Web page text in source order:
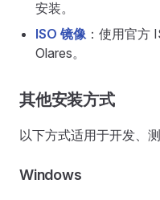
安装。
ISO 镜像：使用官方
Olares。
其他安装方式
以下方式适用于开发、
Windows